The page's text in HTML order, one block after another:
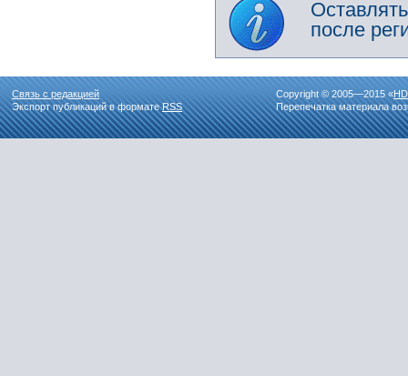
после
Связь с редакцией
Экспорт публикаций в форматеRSS
Copyright © 2005—2015 «
Перепечатка материала